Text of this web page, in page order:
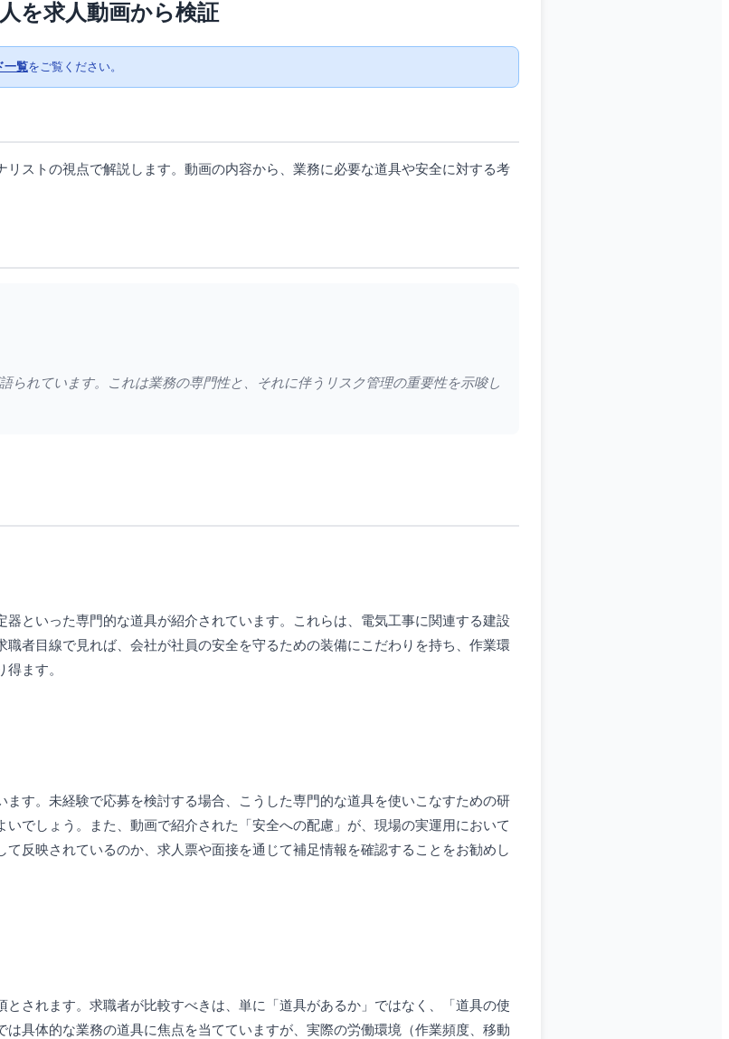
を求人動画から検証
一覧をご覧ください。
ストの視点で解説します。動画の内容から、業務に必要な道具や安全に対する考
れています。これは業務の専門性と、それに伴うリスク管理の重要性を示唆し
といった専門的な道具が紹介されています。これらは、電気工事に関連する建設
者目線で見れば、会社が社員の安全を守るための装備にこだわりを持ち、作業環
ます。
す。未経験で応募を検討する場合、こうした専門的な道具を使いこなすための研
でしょう。また、動画で紹介された「安全への配慮」が、現場の実運用において
反映されているのか、求人票や面接を通じて補足情報を確認することをお勧めし
されます。求職者が比較すべきは、単に「道具があるか」ではなく、「道具の使
具体的な業務の道具に焦点を当てていますが、実際の労働環境（作業頻度、移動